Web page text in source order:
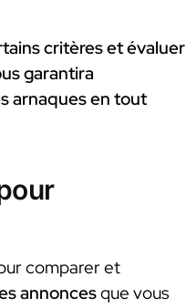
critères et évaluer
garantira
arnaques en tout
comparer et
annoncesque vous